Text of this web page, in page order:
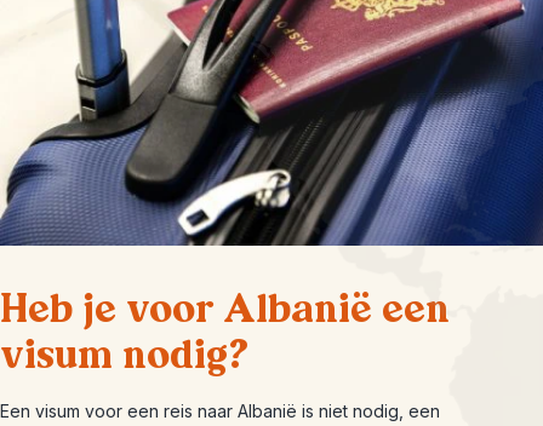
Heb je voor Albanië een
visum nodig?
Een visum voor een reis naar Albanië is niet nodig, een